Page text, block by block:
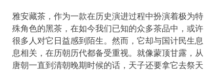
雅安藏茶，作为一款在历史演进过程中扮演着极为特
殊角色的黑茶，在如今我们已知的众多茶品中，或许
很多人对它日益感到陌生。然而，它却与国计民生息
息相关，在历朝历代都备受重视。就像蒙顶甘露，从
唐朝一直到清朝晚期时候的话，天子还要拿它去祭天